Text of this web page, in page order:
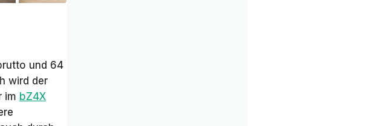
und 64
wird der
im bZ4X